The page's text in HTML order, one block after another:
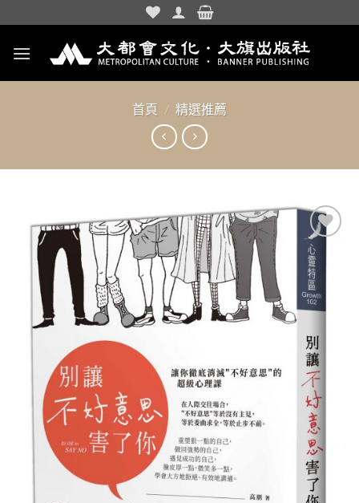
to
content
首頁 / 精選推薦
加入
「願
望清
單」